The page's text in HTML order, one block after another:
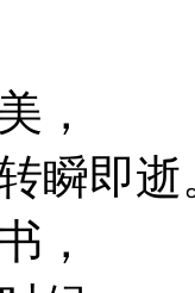
，
瞬即逝
，